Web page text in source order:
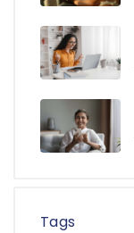
Tags